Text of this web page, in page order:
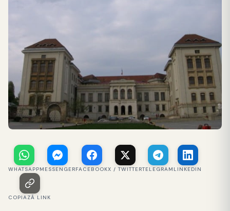
WHATSAPPMESSENGERFACEBOOKX / TWITTERTELEGRAM LINKEDIN
COPIAZĂ LINK